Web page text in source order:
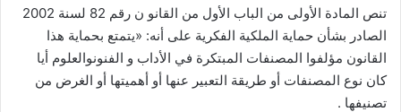
تنص المادة الأولى من الباب الأول من القانو ن رقم 82 لسنة 2002
الصادر بشأن حماية الملكية الفكرية على أنه: «يتمتع بحماية هذا
القانون مؤلفوا المصنفات المبتكرة في الأداب و الفنونوالعلوم أيا
كان نوع المصنفات أو طريقة التعبير عنها أو أهميتها أو الغرض من
تصنيفها .